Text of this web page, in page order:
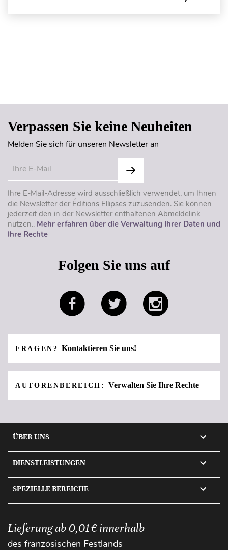
Verpassen Sie keine Neuheiten
Melden Sie sich für unseren Newsletter an
Ihre E-Mail-Adresse wird ausschließlich verwendet, um Ihnen
die Newsletter der Éditions Ellipses zuzusenden. Sie können
jederzeit den in der Newsletter enthaltenen Abmeldelink
nutzen.. Mehr erfahren über die Verwaltung Ihrer Daten und
Ihre Rechte
Folgen Sie uns auf
FRAGEN?Kontaktieren Sie uns!
AUTORENBEREICH: Verwalten Sie Ihre Rechte
ÜBER UNS 
DIENSTLEISTUNGEN 
SPEZIELLE BEREICHE 
Lieferung ab 0,01 € innerhalb
des französischen Festlands